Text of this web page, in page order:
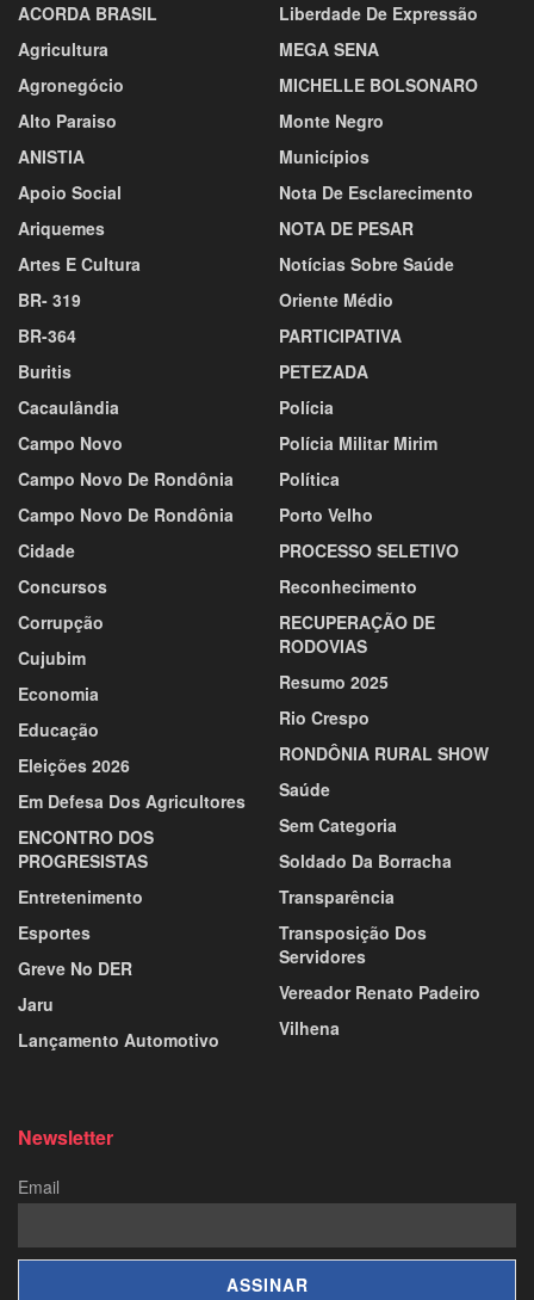
ACORDA BRASIL
Agricultura
Agronegócio
Alto Paraiso
ANISTIA
Apoio Social
Ariquemes
Artes E Cultura
BR- 319
BR-364
Buritis
Cacaulândia
Campo Novo
Campo Novo De Rondônia
Campo Novo De Rondônia
Cidade
Concursos
Corrupção
Cujubim
Economia
Educação
Eleições 2026
Em Defesa Dos Agricultores
ENCONTRO DOS
PROGRESISTAS
Entretenimento
Esportes
Greve No DER
Jaru
Lançamento Automotivo
Liberdade De Expressão
MEGA SENA
MICHELLE BOLSONARO
Monte Negro
Municípios
Nota De Esclarecimento
NOTA DE PESAR
Notícias Sobre Saúde
Oriente Médio
PARTICIPATIVA
PETEZADA
Polícia
Polícia Militar Mirim
Política
Porto Velho
PROCESSO SELETIVO
Reconhecimento
RECUPERAÇÃO DE
RODOVIAS
Resumo 2025
Rio Crespo
RONDÔNIA RURAL SHOW
Saúde
Sem Categoria
Soldado Da Borracha
Transparência
Transposição Dos
Servidores
Vereador Renato Padeiro
Vilhena
Newsletter
Email